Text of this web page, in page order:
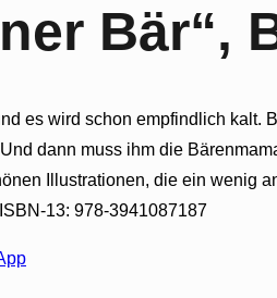
Bär“,
es wird schon empfindlich
dann muss ihm die
Illustrationen, die ein wenig
13: 978-3941087187